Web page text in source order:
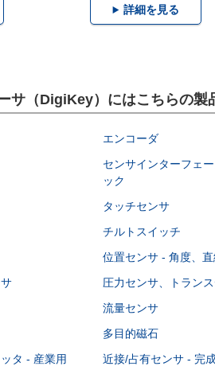
詳細を見る
サ（DigiKey）にはこちらの製
エンコーダ
センサインターフェ
ック
タッチセンサ
チルトスイッチ
位置センサ - 角度、
圧力センサ、トラン
流量センサ
多目的磁石
タ - 産業用
近接/占有センサ - 完